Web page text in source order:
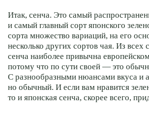
Итак, сенча. Это самый
и самый главный сорт японского
сорта множество вариаций, на его
несколько других сортов чая. Из всех
сенча наиболее привычна
потому что по сути своей — это
С разнообразными нюансами вкуса и
но обычный. И если вам нравится
то и японская сенча, скорее всего,